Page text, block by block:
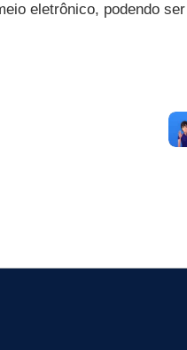
eletrônico, podendo